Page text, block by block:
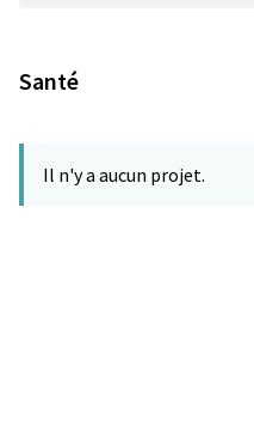
Santé
Il n'y a aucun projet.